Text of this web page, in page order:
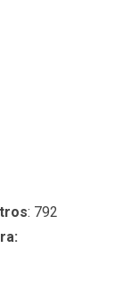
: 792